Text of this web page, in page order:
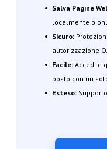
Salva Pagine
localmente o
Sicuro:
autorizzazione
Facile:Accedi e
posto con un
Esteso: